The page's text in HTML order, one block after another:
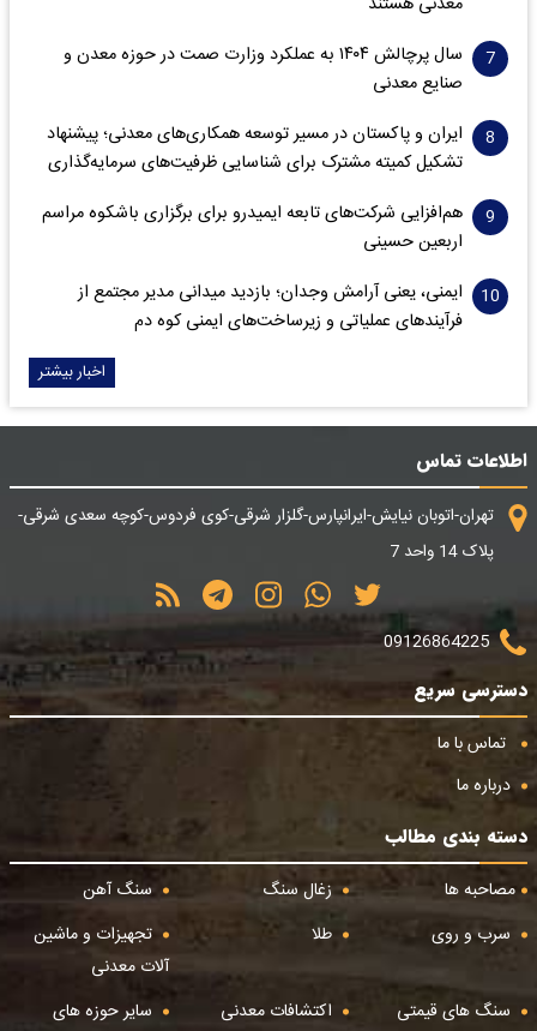
سال پرچالش ۱۴۰۴ به عملکرد وزارت صمت در حوزه معدن و
صنایع معدنی
ایران و پاکستان در مسیر توسعه همکاری‌های معدنی؛ پیشنهاد
تشکیل کمیته مشترک برای شناسایی ظرفیت‌های سرمایه‌گذاری
هم‌افزایی شرکت‌های تابعه ایمیدرو برای برگزاری باشکوه مراسم
اربعین حسینی
ایمنی، یعنی آرامش وجدان؛ بازدید میدانی مدیر مجتمع از
فرآیندهای عملیاتی و زیرساخت‌های ایمنی کوه دم
اخبار بیشتر
اطلاعات تماس
تهران-اتوبان نیایش-ایرانپارس-گلزار شرقی-کوی فردوس-کوچه سعدی شرقی-
پلاک 14 واحد 7
09126864225
دسترسی سریع
تماس با ما
درباره ما
دسته بندی مطالب
مصاحبه ها
زغال سنگ
سنگ آهن
سرب و روی
طلا
تجهیزات و ماشین
آلات معدنی
سنگ های قیمتی
اکتشافات معدنی
سایر حوزه های